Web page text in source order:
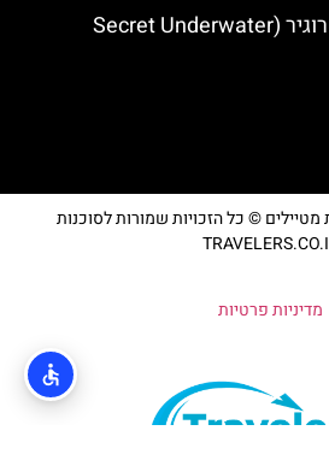
המוזיאון התת ימי בטרוגיר (Secret Underwater
© כל הזכויות שמורות לסוכנות
מדיניות פרטיות